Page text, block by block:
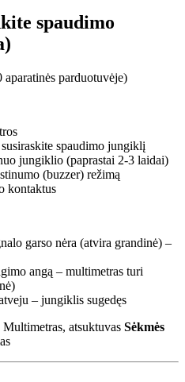
spaudimo
parduotuvėje)
spaudimo jungiklį
jungiklio (paprastai 2-3 laidai)
(buzzer) režimą
kontaktus
garso nėra (atvira grandinė) –
angą – multimetras turi
– jungiklis sugedęs
Multimetras, atsuktuvas Sėkmės